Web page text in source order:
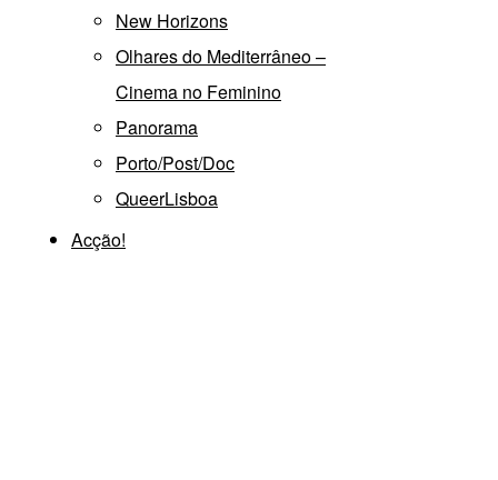
New Horizons
Olhares do Mediterrâneo –
Cinema no Feminino
Panorama
Porto/Post/Doc
QueerLisboa
Acção!